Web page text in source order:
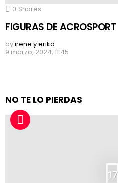
0 Shares
FIGURAS DE ACROSPORT
byirene y erika
9 marzo, 2024, 11:45
NO TE LO PIERDAS
17